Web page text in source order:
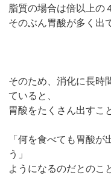
脂質の場合は倍以上の
そのぶん胃酸が多く出
そのため、消化に長時
ていると、
胃酸をたくさん出すこ
「何を食べても胃酸
う」
ようになるのだとのこ